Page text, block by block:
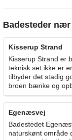
Badesteder nær
Kisserup Strand
Kisserup Strand er
teknisk set ikke er
tilbyder det stadig
broen bænke og
Egenæsvej
Badestedet
naturskønt område